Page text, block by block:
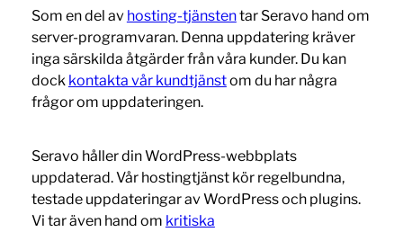
Som en del av hosting-tjänstentar Seravo hand om
server-programvaran. Denna uppdatering kräver
inga särskilda åtgärder från våra kunder. Du kan
dock kontakta vår kundtjänstom du har några
frågor om uppdateringen.
Seravo håller din WordPress-webbplats
uppdaterad. Vår hostingtjänst kör regelbundna,
testade uppdateringar av WordPress och plugins.
Vi tar även hand om kritiska